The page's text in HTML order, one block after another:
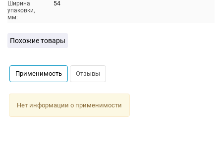
Ширина
упаковки,
мм:
54
Похожие товары
Применимость Отзывы
Нет информации о применимости